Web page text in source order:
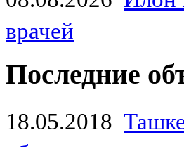
врачей
Последние
18.05.2018